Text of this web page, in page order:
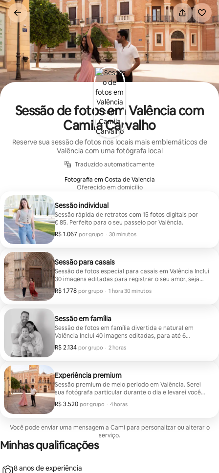
Pular
para
o
conteúdo
Sessão de fotos em Valência com
Camila Carvalho
Reserve sua sessão de fotos nos locais mais emblemáticos de
Valência com uma fotógrafa local
Traduzido automaticamente
Fotografia em Costa de Valencia
Oferecido em domicílio
Sessão individual
Sessão rápida de retratos com 15 fotos digitais por
€ 85. Perfeito para o seu passeio por Valência.
R$ 1.067 por grupo
R$ 1.067 por grupo
, · 30 minutos
Sessão para casais
Sessão de fotos especial para casais em Valência Inclui
30 imagens editadas para registrar o seu amor, seja
em um noivado, pedido de casamento, maternidade
ou simplesmente em um momento lindo.
R$ 1.778 por grupo
R$ 1.778 por grupo
, · 1 hora 30 minutos
Sessão em família
Sessão de fotos em família divertida e natural em
Valência Inclui 40 imagens editadas, para até 6
pessoas, tiradas em vários locais lindos da cidade.
R$ 2.134 por grupo
R$ 2.134 por grupo
, · 2 horas
Experiência premium
Sessão premium de meio período em Valência. Serei
sua fotógrafa particular durante o dia e levarei você
aos melhores locais. Inclui galeria completa: mais de
200 fotos editadas!
R$ 3.520 por grupo
R$ 3.520 por grupo
, · 4 horas
Você pode enviar uma mensagem a Cami para personalizar ou alterar o
serviço.
Minhas qualificações
8 anos de experiência